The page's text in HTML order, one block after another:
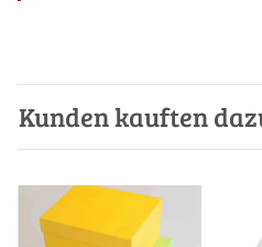
Kunden kauften